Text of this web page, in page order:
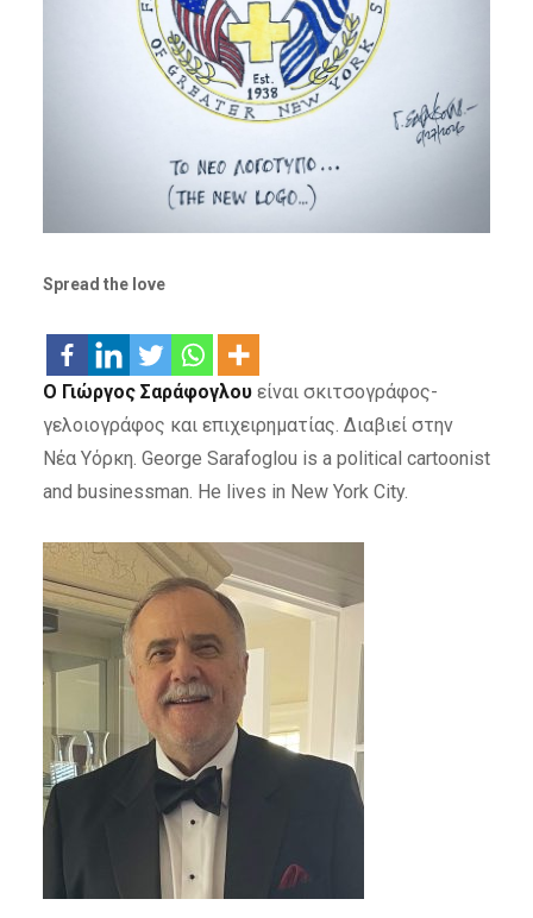
Spread the love
Ο Γιώργος Σαράφογλουείναι σκιτσογράφος-
γελοιογράφος και επιχειρηματίας. Διαβιεί στην
Νέα Υόρκη. George Sarafoglou is a political cartoonist
and businessman. He lives in New York City.